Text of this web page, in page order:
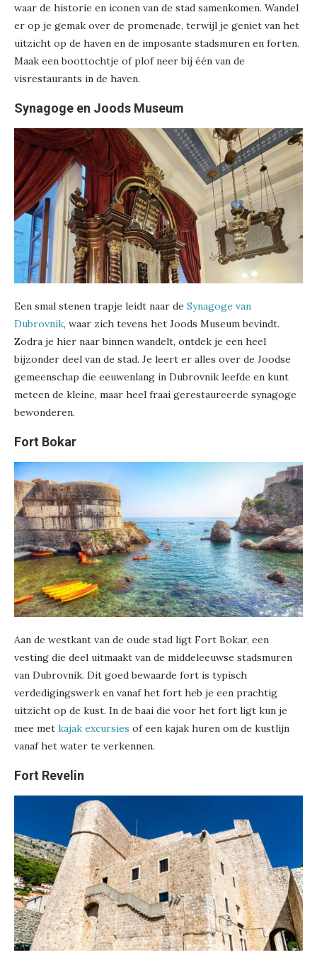
waar de historie en iconen van de stad samenkomen. Wandel
er op je gemak over de promenade, terwijl je geniet van het
uitzicht op de haven en de imposante stadsmuren en forten.
Maak een boottochtje of plof neer bij één van de
visrestaurants in de haven.
Synagoge en Joods Museum
Een smal stenen trapje leidt naar de Synagoge van
Dubrovnik, waar zich tevens het Joods Museum bevindt.
Zodra je hier naar binnen wandelt, ontdek je een heel
bijzonder deel van de stad. Je leert er alles over de Joodse
gemeenschap die eeuwenlang in Dubrovnik leefde en kunt
meteen de kleine, maar heel fraai gerestaureerde synagoge
bewonderen.
Fort Bokar
Aan de westkant van de oude stad ligt Fort Bokar, een
vesting die deel uitmaakt van de middeleeuwse stadsmuren
van Dubrovnik. Dit goed bewaarde fort is typisch
verdedigingswerk en vanaf het fort heb je een prachtig
uitzicht op de kust. In de baai die voor het fort ligt kun je
mee met kajak excursies of een kajak huren om de kustlijn
vanaf het water te verkennen.
Fort Revelin